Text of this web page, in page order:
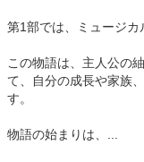
第1部では、ミュージカ
この物語は、主人公の
て、自分の成長や家族
す。
物語の始まりは、...